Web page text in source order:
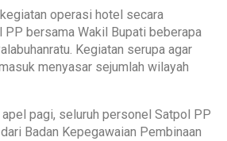
operasi hotel secara
PP bersama Wakil Bupati beberapa
Kegiatan serupa agar
menyasar sejumlah wilayah
pagi, seluruh personel Satpol PP
Badan Kepegawaian Pembinaan